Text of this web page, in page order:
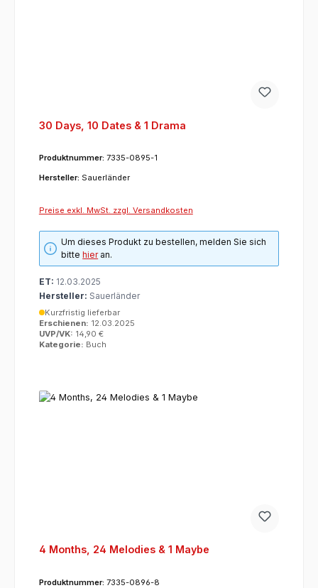
30 Days, 10 Dates & 1 Drama
Produktnummer: 7335-0895-1
Hersteller: Sauerländer
Preise exkl. MwSt. zzgl. Versandkosten
Um dieses Produkt zu bestellen, melden Sie sich
bittehieran.
ET: 12.03.2025
Hersteller: Sauerländer
Kurzfristig lieferbar
Erschienen: 12.03.2025
UVP/VK: 14,90 €
Kategorie: Buch
4 Months, 24 Melodies & 1 Maybe
Produktnummer: 7335-0896-8